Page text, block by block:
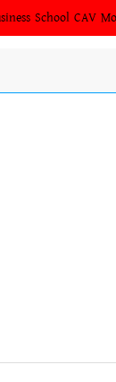
School CAV